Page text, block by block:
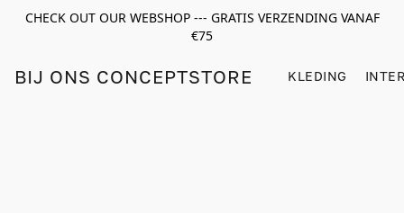
CHECK OUT OUR WEBSHOP --- GRATIS VERZENDING VANAF
€75
BIJ ONS CONCEPTSTORE KLEDING